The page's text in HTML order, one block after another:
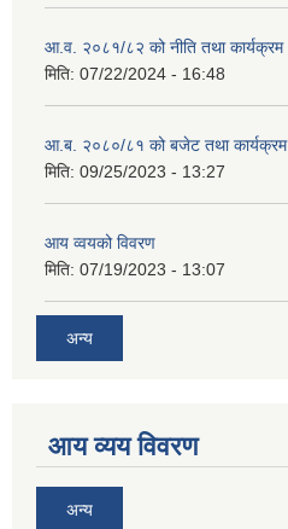
आ.व. २०८१/८२ को नीति तथा कार्यक्रम
मिति: 07/22/2024 - 16:48
आ.ब. २०८०/८१ को बजेट तथा कार्यक्रम
मिति: 09/25/2023 - 13:27
आय व्वयको विवरण
मिति: 07/19/2023 - 13:07
अन्य
आय व्यय विवरण
अन्य